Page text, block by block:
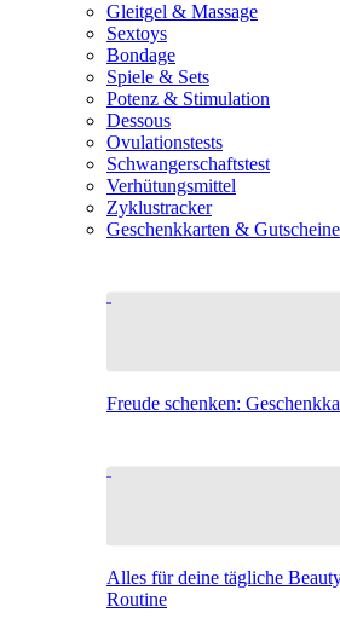
Gleitgel & Massage
Sextoys
Bondage
Spiele & Sets
Potenz & Stimulation
Dessous
Ovulationstests
Schwangerschaftstest
Verhütungsmittel
Zyklustracker
Geschenkkarten & Gutscheine
Freude schenken:
Alles für deine tägliche
Routine